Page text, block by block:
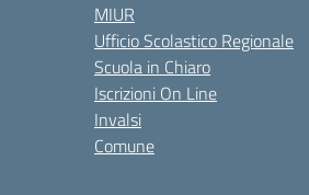
MIUR
Ufficio Scolastico Regionale
Scuola in Chiaro
Iscrizioni On Line
Invalsi
Comune